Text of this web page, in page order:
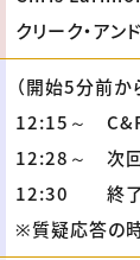
クリーク・ア
（開始5分前か
12:15～ C&R
12:28～ 次回
12:30 終
※質疑応答の時